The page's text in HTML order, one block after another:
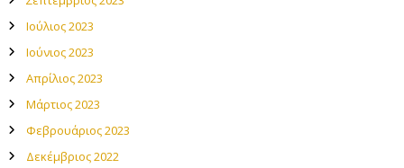
Ιούλιος 2023
Ιούνιος 2023
Απρίλιος 2023
Μάρτιος 2023
Φεβρουάριος 2023
Δεκέμβριος 2022